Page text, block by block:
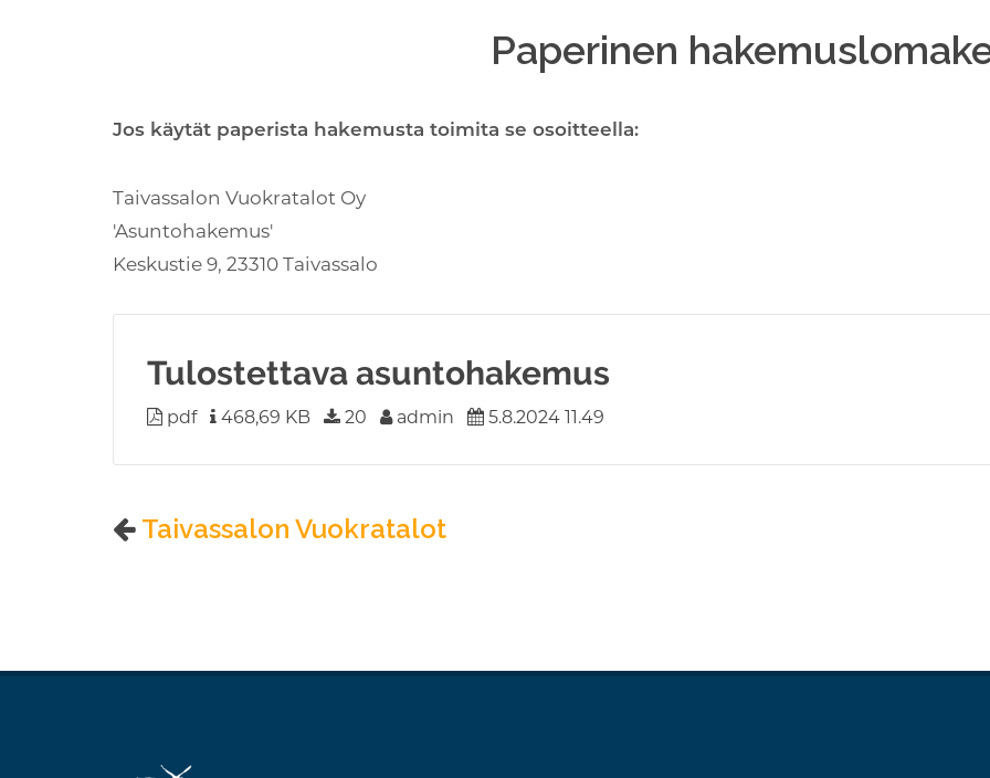
Paperinen
Jos käytät paperista hakemusta toimita se osoitteella:
Taivassalon Vuokratalot Oy
'Asuntohakemus'
Keskustie 9, 23310 Taivassalo
Tulostettava asuntohakemus
pdf 468,69 KB 20 admin 5.8.2024 11.49
Taivassalon Vuokratalot